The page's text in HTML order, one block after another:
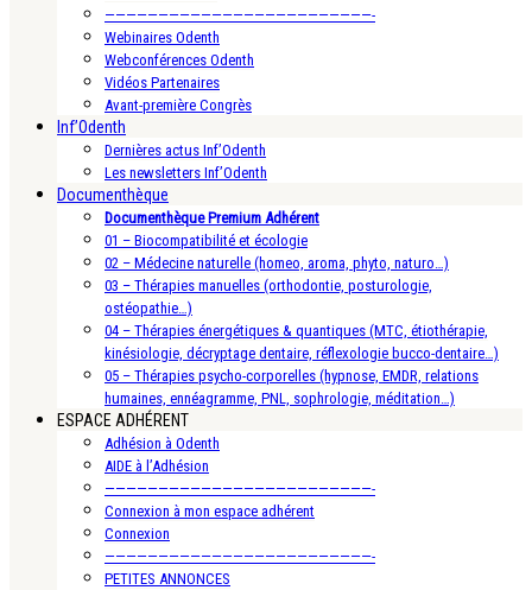
—————————————————————————-
Webinaires Odenth
Webconférences Odenth
Vidéos Partenaires
Avant-première Congrès
Inf’Odenth
Dernières actus Inf’Odenth
Les newsletters Inf’Odenth
Documenthèque
Documenthèque Premium Adhérent
01 – Biocompatibilité et écologie
02 – Médecine naturelle (homeo, aroma, phyto, naturo…)
03 – Thérapies manuelles (orthodontie, posturologie,
ostéopathie…)
04 – Thérapies énergétiques & quantiques (MTC, étiothérapie,
kinésiologie, décryptage dentaire, réflexologie bucco-dentaire…)
05 – Thérapies psycho-corporelles (hypnose, EMDR, relations
humaines, ennéagramme, PNL, sophrologie, méditation…)
ESPACE ADHÉRENT
Adhésion à Odenth
AIDE à l’Adhésion
—————————————————————————-
Connexion à mon espace adhérent
Connexion
—————————————————————————-
PETITES ANNONCES